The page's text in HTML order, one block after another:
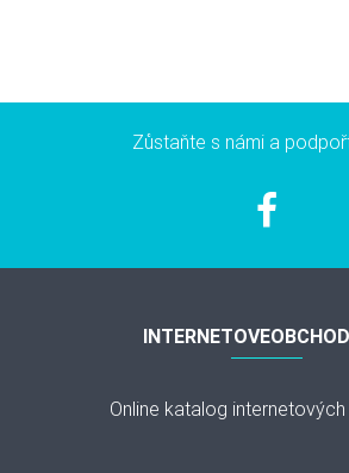
Zůstaňte s námi a
Online katalog